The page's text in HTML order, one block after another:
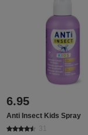
6.95
Anti Insect Kids Spray
31